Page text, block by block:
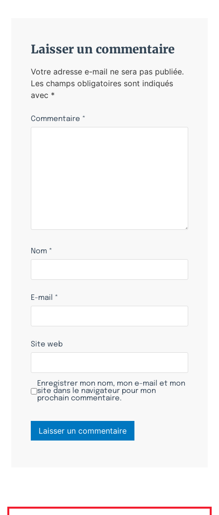
Laisser un commentaire
Votre adresse e-mail ne sera pas publiée.
Les champs obligatoires sont indiqués
avec *
Commentaire *
Nom *
E-mail *
Site web
Enregistrer mon nom, mon e-mail et mon
site dans le navigateur pour mon
prochain commentaire.